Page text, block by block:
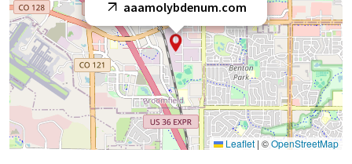
aaamolybdenum.com
Leaflet | ©OpenStreetMap